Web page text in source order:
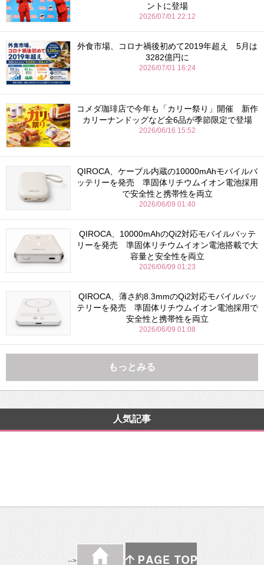
ントに登場
2026/07/01 22:12
外食市場、コロナ禍後初めて2019年超え 5月は
3282億円に
2026/07/01 16:24
コメダ珈琲店で今年も「カリー祭り」開催 新作
カリーナンドッグなど全6品が季節限定で登場
2026/06/16 15:52
QIROCA、ケーブル内蔵の10000mAhモバイルバ
ッテリーを発売 準固体リチウムイオン電池採用
で安全性と携帯性を両立
2026/06/09 01:40
QIROCA、10000mAhのQi2対応モバイルバッテ
リーを発売 準固体リチウムイオン電池搭載で大
容量と安全性を両立
2026/06/09 01:23
QIROCA、薄さ約8.3mmのQi2対応モバイルバッ
テリーを発売 準固体リチウムイオン電池採用で
安全性と携帯性を両立
2026/06/09 01:08
もっとみる
人気記事
-->